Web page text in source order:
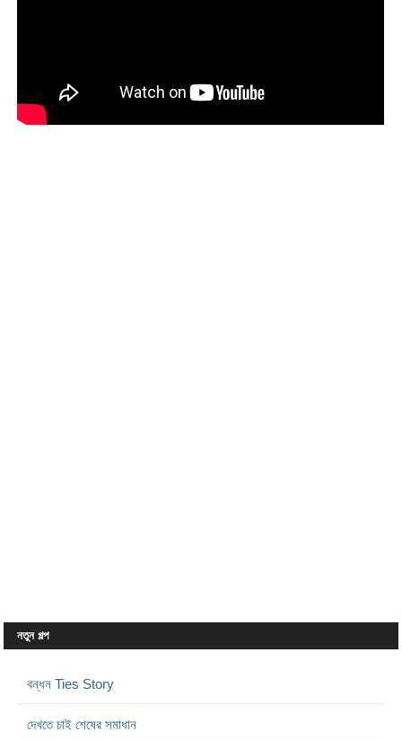
নতুন গল্প
বন্ধন Ties Story
দেখতে চাই শেষের সমাধান